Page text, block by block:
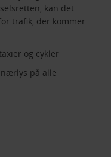
kan det
trafik, der kommer
og cykler
på alle